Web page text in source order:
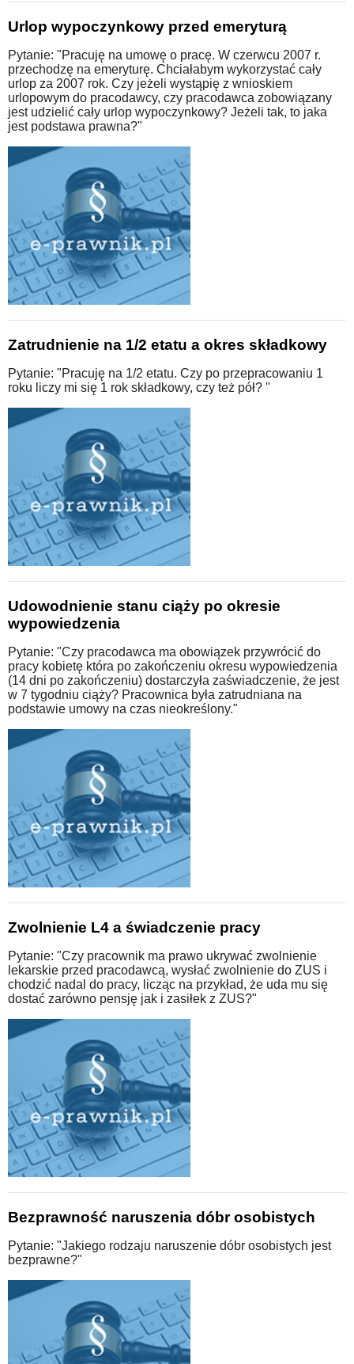
Urlop wypoczynkowy przed emeryturą
Pytanie: "Pracuję na umowę o pracę. W czerwcu 2007 r.
przechodzę na emeryturę. Chciałabym wykorzystać cały
urlop za 2007 rok. Czy jeżeli wystąpię z wnioskiem
urlopowym do pracodawcy, czy pracodawca zobowiązany
jest udzielić cały urlop wypoczynkowy? Jeżeli tak, to jaka
jest podstawa prawna?"
Zatrudnienie na 1/2 etatu a okres składkowy
Pytanie: "Pracuję na 1/2 etatu. Czy po przepracowaniu 1
roku liczy mi się 1 rok składkowy, czy też pół? "
Udowodnienie stanu ciąży po okresie
wypowiedzenia
Pytanie: "Czy pracodawca ma obowiązek przywrócić do
pracy kobietę która po zakończeniu okresu wypowiedzenia
(14 dni po zakończeniu) dostarczyła zaświadczenie, że jest
w 7 tygodniu ciąży? Pracownica była zatrudniana na
podstawie umowy na czas nieokreślony."
Zwolnienie L4 a świadczenie pracy
Pytanie: "Czy pracownik ma prawo ukrywać zwolnienie
lekarskie przed pracodawcą, wysłać zwolnienie do ZUS i
chodzić nadal do pracy, licząc na przykład, że uda mu się
dostać zarówno pensję jak i zasiłek z ZUS?"
Bezprawność naruszenia dóbr osobistych
Pytanie: "Jakiego rodzaju naruszenie dóbr osobistych jest
bezprawne?"